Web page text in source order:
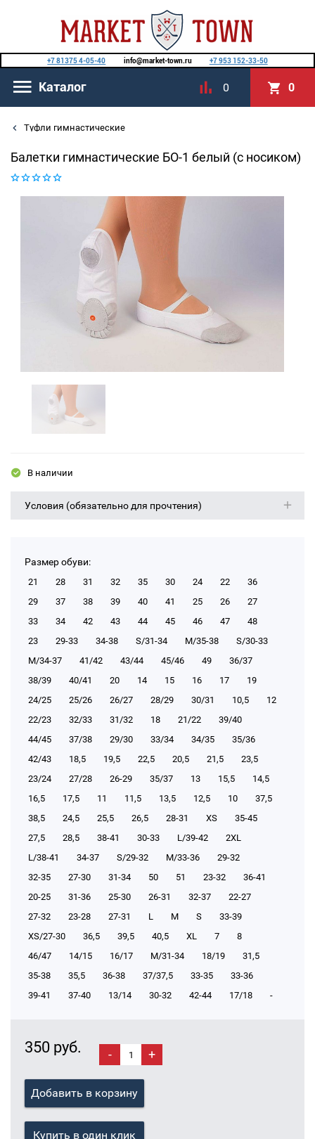
+7 81375 4-05-40 info@market-town.ru +7 953 152-33-50
Каталог 0 0
Туфли гимнастические
Балетки гимнастические БО-1 белый (с носиком)
В наличии
Условия (обязательно для прочтения)
Размер обуви:
21 28 31 32 35 30 24 22
36
29
37 38 39 40 41 25 26
27
33
34 42 43 44 45 46 47
48
23
29-33 34-38 S/31-34 М/35-38
S/30-33
М/34-37
41/42 43/44 45/46 49
36/37
38/39
40/41 20 14 15 16 17
19
24/25
25/26 26/27 28/29 30/31 10,5
12
22/23
32/33 31/32 18 21/22
39/40
44/45
37/38 29/30 33/34 34/35
35/36
42/43
18,5 19,5 22,5 20,5 21,5
23,5
23/24
27/28 26-29 35/37 13 15,5
14,5
16,5
17,5 11 11,5 13,5 12,5 10
37,5
38,5
24,5 25,5 26,5 28-31 XS
35-45
27,5
28,5 38-41 30-33 L/39-42
2XL
L/38-41
34-37 S/29-32 М/33-36
29-32
32-35
27-30 31-34 50 51 23-32
36-41
20-25
31-36 25-30 26-31 32-37
22-27
27-32
23-28 27-31 L M S
33-39
XS/27-30
36,5 39,5 40,5 XL 7
8
46/47
14/15 16/17 М/31-34 18/19
31,5
35-38
35,5 36-38 37/37,5 33-35
33-36
39-41
37-40 13/14 30-32 42-44 17/18 -
350 руб. - +
Добавить в корзину
Купить в один клик